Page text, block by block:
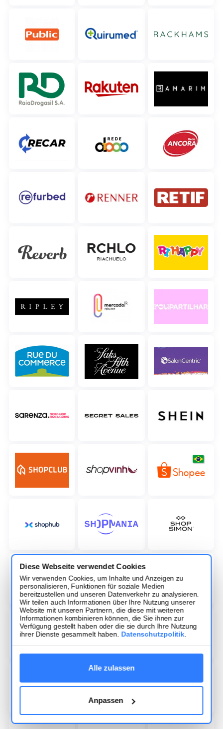
Diese Webseite verwendet Cookies
Wir verwenden Cookies, um Inhalte und Anzeigen zu
personalisieren, Funktionen für soziale Medien
bereitzustellen und unseren Datenverkehr zu analysieren.
Wir teilen auch Informationen über Ihre Nutzung unserer
Website mit unseren Partnern, die diese mit weiteren
Informationen kombinieren können, die Sie ihnen zur
Verfügung gestellt haben oder die sie durch Ihre Nutzung
ihrer Dienste gesammelt haben. Datenschutzpolitik
Alle zulassen
Anpassen